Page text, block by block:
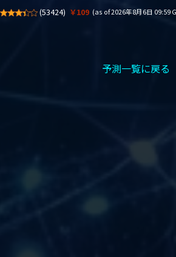
(53424) ￥109 (as of 2026年8月6日 09:59
予測一覧に戻る